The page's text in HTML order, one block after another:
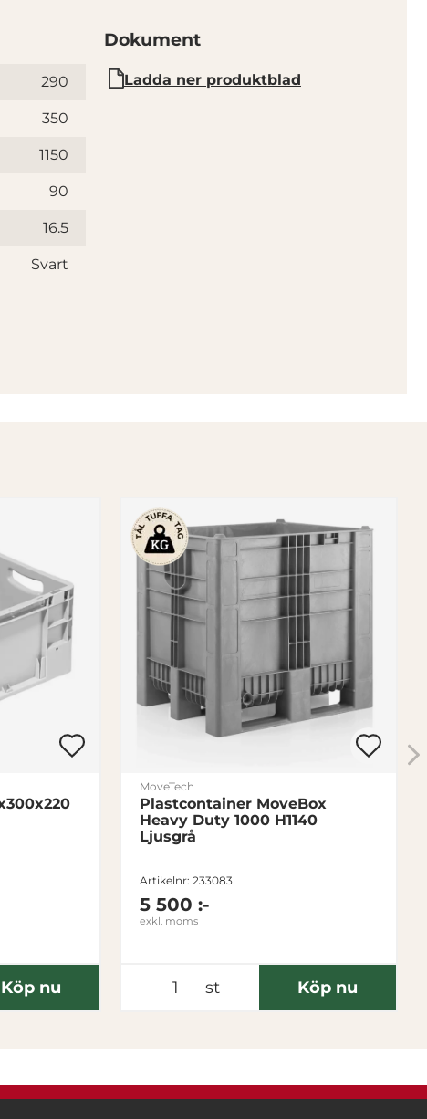
290
350
1150
90
16.5
Svart
Dokument
Ladda ner produktblad
Köp nu
MoveTech
Plastcontainer MoveBox
Heavy Duty 1000 H1140
Ljusgrå
Artikelnr: 233083
5 500 :-
exkl. moms
st Köp nu